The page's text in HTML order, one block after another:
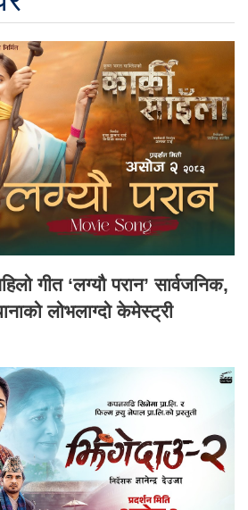
गीत ‘लग्यौ परान’ सार्वजनिक,
लोभलाग्दो केमेस्ट्री